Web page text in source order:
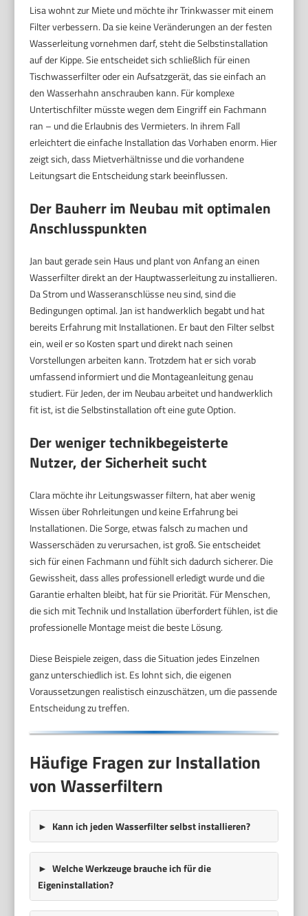
Lisa wohnt zur Miete und möchte ihr Trinkwasser mit einem
Filter verbessern. Da sie keine Veränderungen an der festen
Wasserleitung vornehmen darf, steht die Selbstinstallation
auf der Kippe. Sie entscheidet sich schließlich für einen
Tischwasserfilter oder ein Aufsatzgerät, das sie einfach an
den Wasserhahn anschrauben kann. Für komplexe
Untertischfilter müsste wegen dem Eingriff ein Fachmann
ran – und die Erlaubnis des Vermieters. In ihrem Fall
erleichtert die einfache Installation das Vorhaben enorm. Hier
zeigt sich, dass Mietverhältnisse und die vorhandene
Leitungsart die Entscheidung stark beeinflussen.
Der Bauherr im Neubau mit optimalen
Anschlusspunkten
Jan baut gerade sein Haus und plant von Anfang an einen
Wasserfilter direkt an der Hauptwasserleitung zu installieren.
Da Strom und Wasseranschlüsse neu sind, sind die
Bedingungen optimal. Jan ist handwerklich begabt und hat
bereits Erfahrung mit Installationen. Er baut den Filter selbst
ein, weil er so Kosten spart und direkt nach seinen
Vorstellungen arbeiten kann. Trotzdem hat er sich vorab
umfassend informiert und die Montageanleitung genau
studiert. Für Jeden, der im Neubau arbeitet und handwerklich
fit ist, ist die Selbstinstallation oft eine gute Option.
Der weniger technikbegeisterte
Nutzer, der Sicherheit sucht
Clara möchte ihr Leitungswasser filtern, hat aber wenig
Wissen über Rohrleitungen und keine Erfahrung bei
Installationen. Die Sorge, etwas falsch zu machen und
Wasserschäden zu verursachen, ist groß. Sie entscheidet
sich für einen Fachmann und fühlt sich dadurch sicherer. Die
Gewissheit, dass alles professionell erledigt wurde und die
Garantie erhalten bleibt, hat für sie Priorität. Für Menschen,
die sich mit Technik und Installation überfordert fühlen, ist die
professionelle Montage meist die beste Lösung.
Diese Beispiele zeigen, dass die Situation jedes Einzelnen
ganz unterschiedlich ist. Es lohnt sich, die eigenen
Voraussetzungen realistisch einzuschätzen, um die passende
Entscheidung zu treffen.
Häufige Fragen zur Installation
von Wasserfiltern
Kann ich jeden Wasserfilter selbst installieren?
Welche Werkzeuge brauche ich für die
Eigeninstallation?